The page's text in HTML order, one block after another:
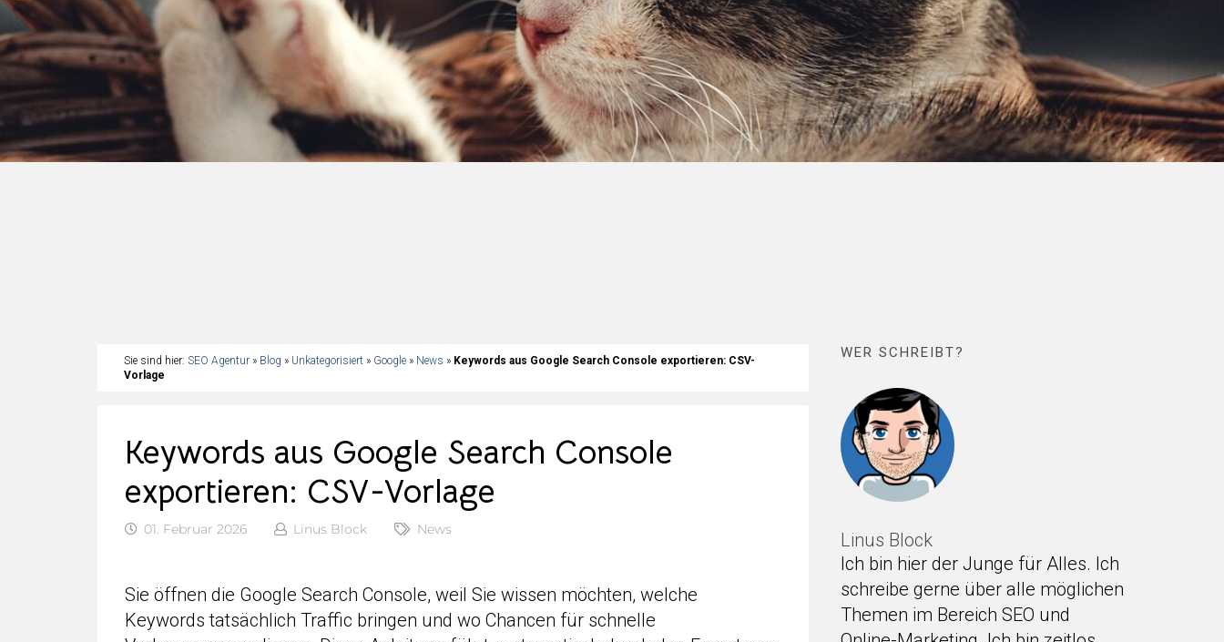
Sie sind hier: SEO Agentur » Blog » Unkategorisiert » Google » News » Keywords aus Google Search Console exportieren: CSV-
Vorlage
Keywords aus Google Search Console
exportieren: CSV-Vorlage
01. Februar 2026 Linus Block News
Sie öffnen die Google Search Console, weil Sie wissen möchten, welche
Keywords tatsächlich Traffic bringen und wo Chancen für schnelle
WER SCHREIBT?
Linus Block
Ich bin hier der Junge für Alles. Ich
schreibe gerne über alle möglichen
Themen im Bereich SEO und